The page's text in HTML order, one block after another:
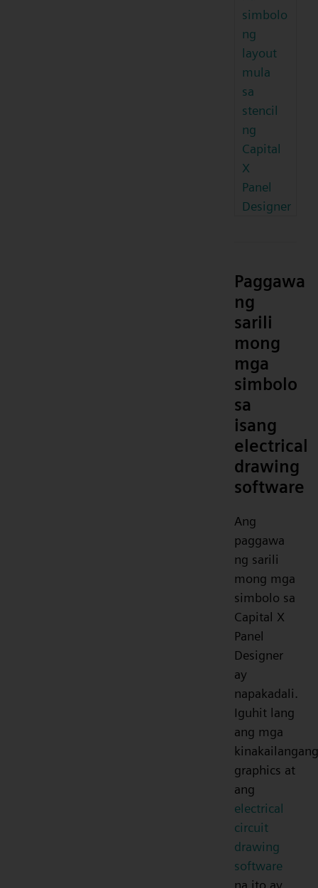
simbolo
ng
layout
mula
sa
stencil
ng
Capital
X
Panel
Designer
Paggawa
ng
sarili
mong
mga
simbolo
sa
isang
electrical
drawing
software
Ang
paggawa
ng sarili
mong mga
simbolo sa
Capital X
Panel
Designer
ay
napakadali.
Iguhit lang
ang mga
kinakailangang
graphics at
ang
electrical
circuit
drawing
software
na ito ay